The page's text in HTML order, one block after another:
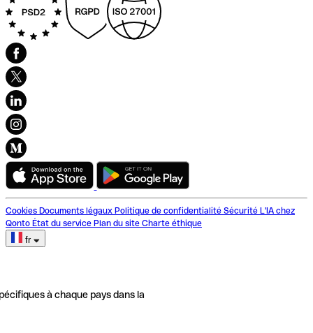
Cookies Documents légaux Politique de confidentialité Sécurité L'IA chez
Qonto État du service Plan du site Charte éthique
fr
à chaque pays dans la